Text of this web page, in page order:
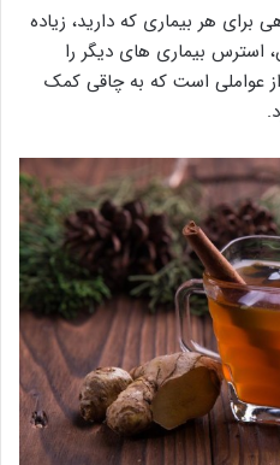
برای هر بیماری که دارید، زیاده
استرس بیماری های دیگر را
عواملی است که به چاقی کمک